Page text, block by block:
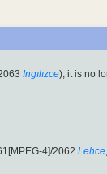
Ingılızce), it is no
4]/2062 Lehce